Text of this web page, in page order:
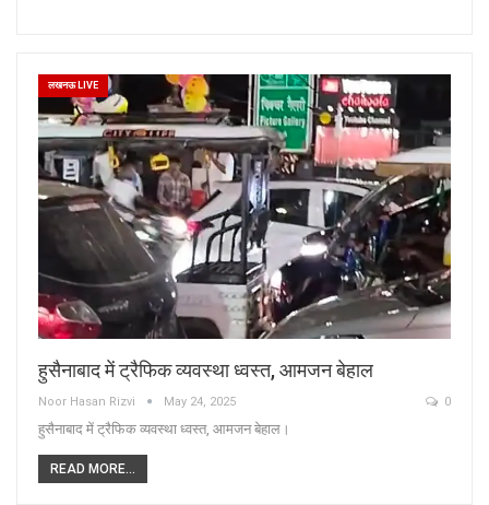
लखनऊ LIVE
हुसैनाबाद में ट्रैफिक व्यवस्था ध्वस्त, आमजन बेहाल
Noor Hasan Rizvi May 24, 2025 0
हुसैनाबाद में ट्रैफिक व्यवस्था ध्वस्त, आमजन बेहाल।
READ MORE...